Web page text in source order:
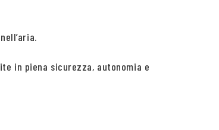
in piena sicurezza, autonomia e